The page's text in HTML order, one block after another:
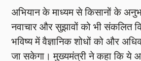
अभियान के माध्यम से किसानों के
नवाचार और सुझावों को भी संकलित
भविष्य में वैज्ञानिक शोधों को और
जा सकेगा। मुख्यमंत्री ने कहा कि ये